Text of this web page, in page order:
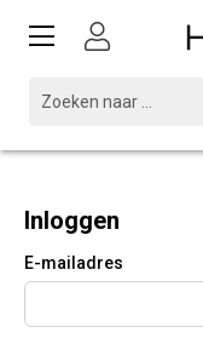
Inloggen
E-mailadres